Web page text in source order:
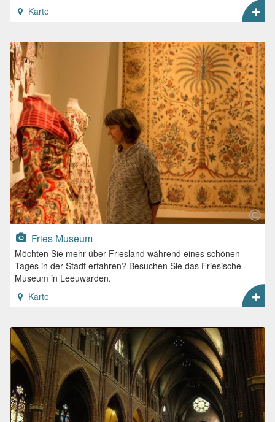
Karte
Fries Museum
Möchten Sie mehr über Friesland während eines schönen
Tages in der Stadt erfahren? Besuchen Sie das Friesische
Museum in Leeuwarden.
Karte